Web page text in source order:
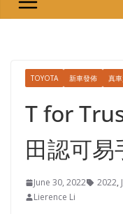
TOYOTA 新車發佈 真
T for
田認可
June 30, 2022 2022,
Lierence Li